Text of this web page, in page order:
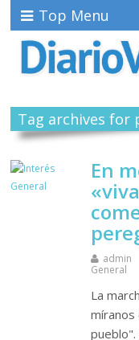
Top Menu
Tag archives for
En
admin
General
La
míranos